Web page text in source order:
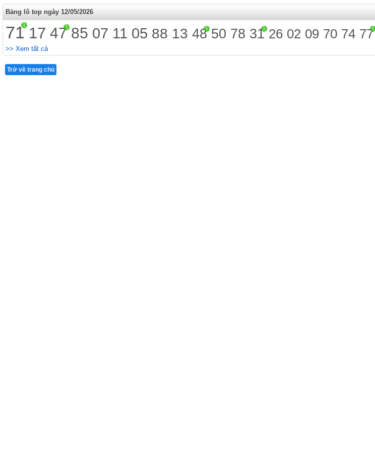
Bảng lô top ngày 12/05/2026
711 17 471 85 07 11 05 88 13 481 50 78 311 26 02 09 70 74 771
>> Xem tất cả
Trở về trang chủ